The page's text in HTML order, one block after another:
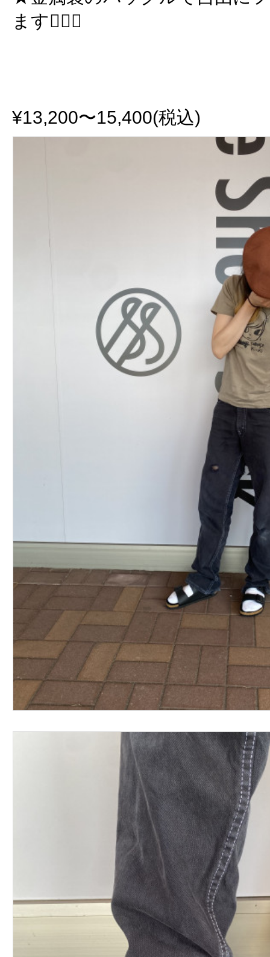
ます🙆🏻‍♀️
¥13,200〜15,400(税込)